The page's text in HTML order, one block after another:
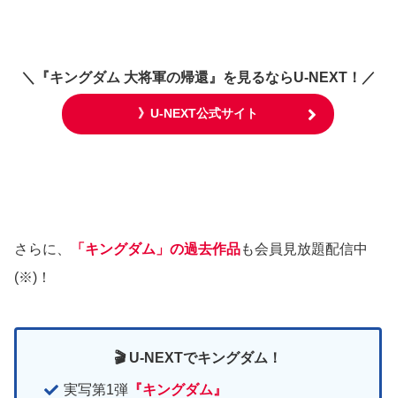
＼ 『キングダム 大将軍の帰還』 を見るならU-NEXT！／
》U-NEXT公式サイト
さらに、 「キングダム」の過去作品も会員見放題配信中
(※)！
🎬 U-NEXTでキングダム！
実写第1弾 『キングダム』